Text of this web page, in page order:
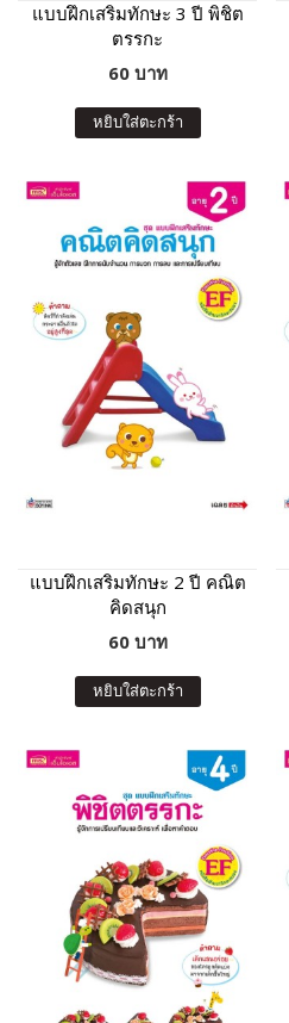
แบบฝึกเสริมทักษะ 3 ปี พิชิต
ตรรกะ
60 บาท
หยิบใส่ตะกร้า
แบบฝึกเสริมทักษะ 2 ปี คณิต
คิดสนุก
60 บาท
หยิบใส่ตะกร้า